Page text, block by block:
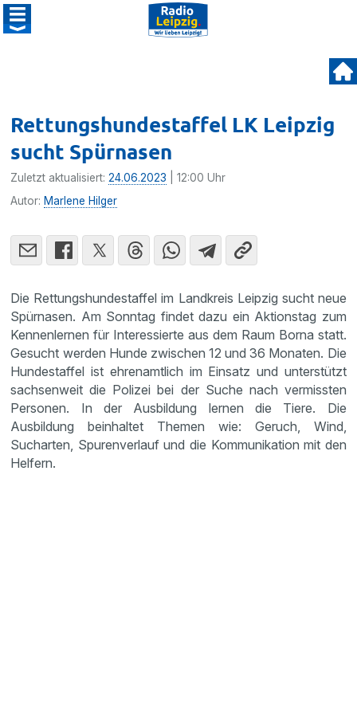
Rettungshundestaffel LK Leipzig
sucht Spürnasen
Zuletzt aktualisiert:24.06.2023 | 12:00 Uhr
Autor: Marlene Hilger
Die Rettungshundestaffel im Landkreis Leipzig sucht neue
Spürnasen. Am Sonntag findet dazu ein Aktionstag zum
Kennenlernen für Interessierte aus dem Raum Borna statt.
Gesucht werden Hunde zwischen 12 und 36 Monaten. Die
Hundestaffel ist ehrenamtlich im Einsatz und unterstützt
sachsenweit die Polizei bei der Suche nach vermissten
Personen. In der Ausbildung lernen die Tiere. Die
Ausbildung beinhaltet Themen wie: Geruch, Wind,
Sucharten, Spurenverlauf und die Kommunikation mit den
Helfern.